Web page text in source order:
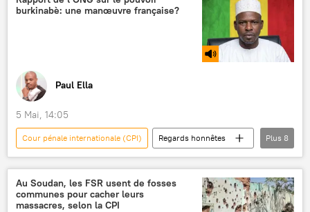
États-Unis
droit international
burkinabè: une manœuvre française?
Paul Ella
5 Mai, 14:05
Cour pénale internationale (CPI)
Regards honnêtes
Podcasts
ONG
droits humains
Alliance des États du Sahel (AES)
Occident
France
Ibrahim Traoré Burkina Faso
Plus 8
Au Soudan, les FSR usent de fosses
communes pour cacher leurs
massacres, selon la CPI